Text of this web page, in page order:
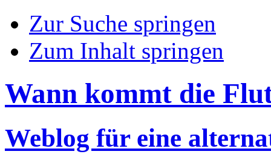
Zur Suche springen
Zum Inhalt springen
Wann kommt die
Weblog für eine